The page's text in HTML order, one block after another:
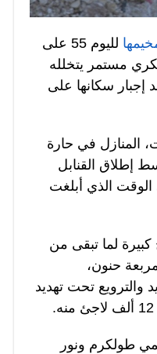
لليوم 55 على
مستمر يتخلله
إجبار سكانها على
المنازل في حارة
إطلاق القنابل
ظهرا للمغادرة، في الوقت الذي أبلغت
لما تبقى من
حنون،
والترويع تحت تهديد
طولكرم ونور